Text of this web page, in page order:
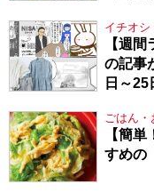
イチオシ
【週
の記事
日～
ごはん・
【簡
すめの